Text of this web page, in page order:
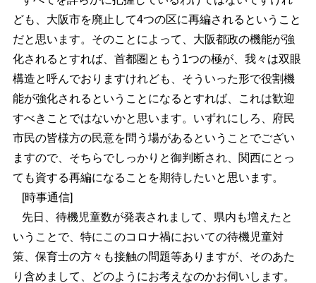
ども、大阪市を廃止して4つの区に再編されるということ
だと思います。そのことによって、大阪都政の機能が強
化されるとすれば、首都圏ともう1つの極が、我々は双眼
構造と呼んでおりますけれども、そういった形で役割機
能が強化されるということになるとすれば、これは歓迎
すべきことではないかと思います。いずれにしろ、府民
市民の皆様方の民意を問う場があるということでござい
ますので、そちらでしっかりと御判断され、関西にとっ
ても資する再編になることを期待したいと思います。
[時事通信]
先日、待機児童数が発表されまして、県内も増えたと
いうことで、特にこのコロナ禍においての待機児童対
策、保育士の方々も接触の問題等ありますが、そのあた
り含めまして、どのようにお考えなのかお伺いします。